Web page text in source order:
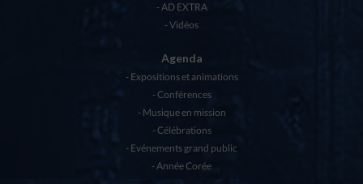
AD EXTRA
Vidéos
Agenda
Expositions et animations
Conférences
Musique en mission
Célébrations
Evénements grand public
Année Corée